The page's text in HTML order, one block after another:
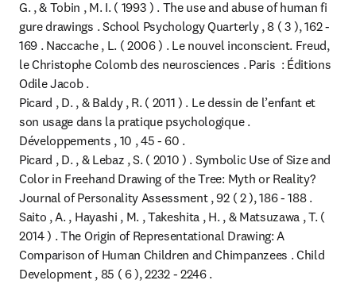
G. , & Tobin , M. I. ( 1993 ) . The use and abuse of human fi
gure drawings . School Psychology Quarterly , 8 ( 3 ), 162 -
169 . Naccache , L. ( 2006 ) . Le nouvel inconscient. Freud,
le Christophe Colomb des neurosciences . Paris  : Éditions
Odile Jacob .
Picard , D. , & Baldy , R. ( 2011 ) . Le dessin de l’enfant et
son usage dans la pratique psychologique .
Développements , 10 , 45 - 60 .
Picard , D. , & Lebaz , S. ( 2010 ) . Symbolic Use of Size and
Color in Freehand Drawing of the Tree: Myth or Reality?
Journal of Personality Assessment , 92 ( 2 ), 186 - 188 .
Saito , A. , Hayashi , M. , Takeshita , H. , & Matsuzawa , T. (
2014 ) . The Origin of Representational Drawing: A
Comparison of Human Children and Chimpanzees . Child
Development , 85 ( 6 ), 2232 - 2246 .